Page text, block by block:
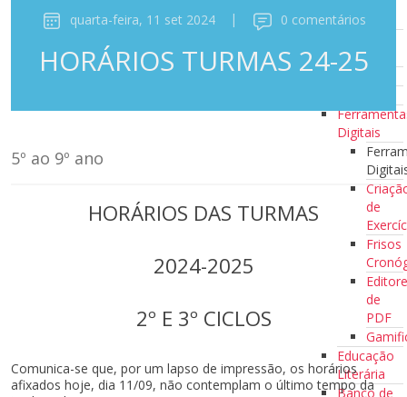
Leitura
Azul
Recursos
Digitais
de
Frisos
de
PDF
Educação
Literária
Banco de
quarta-feira, 11 set 2024 | 0 comentários
HORÁRIOS TURMAS 24-25
5º ao 9º ano
HORÁRIOS DAS TURMAS
2024-2025
2º E 3º CICLOS
Comunica-se que, por um lapso de impressão, os horários
afixados hoje, dia 11/09, não contemplam o último tempo da